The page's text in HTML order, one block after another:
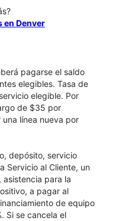
en Denver
pagarse el saldo
elegibles. Tasa de
elegible. Por
de $35 por
línea nueva por
depósito, servicio
Servicio al Cliente, un
para la
a pagar al
de equipo
Si se cancela el